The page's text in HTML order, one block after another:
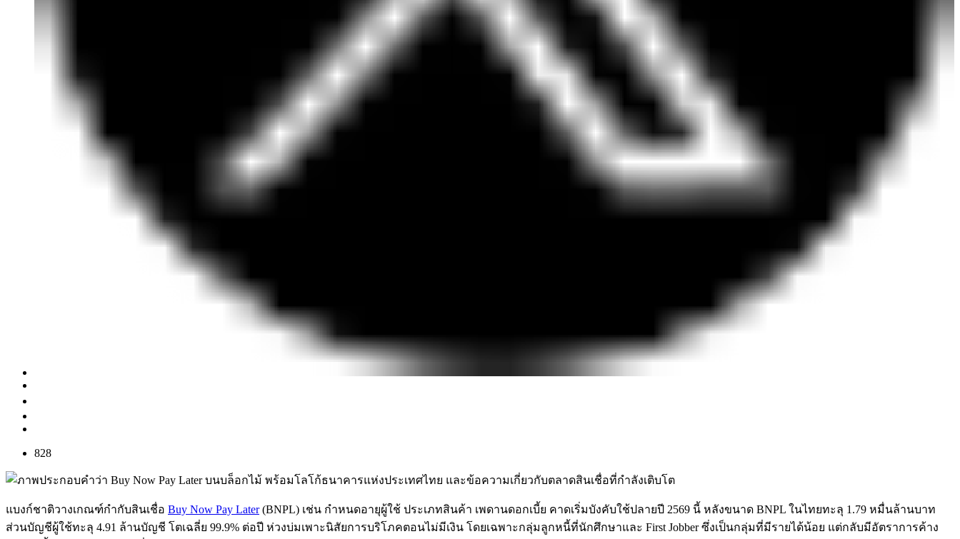
828
แบงก์ชาติวางเกณฑ์กำกับสินเชื่อ Buy Now Pay Later(BNPL) เช่น กำหนดอายุผู้ใช้ ประเภทสินค้า เพดานดอกเบี้ย คาดเริ่มบังคับใช้ปลายปี 2569 นี้ หลังขนาด BNPL ในไทยทะลุ 1.79 หมื่นล้านบาท
ส่วนบัญชีผู้ใช้ทะลุ 4.91 ล้านบัญชี โตเฉลี่ย 99.9% ต่อปี ห่วงบ่มเพาะนิสัยการบริโภคตอนไม่มีเงิน โดยเฉพาะกลุ่มลูกหนี้ที่นักศึกษาและ First Jobber ซึ่งเป็นกลุ่มที่มีรายได้น้อย แต่กลับมีอัตราการค้าง